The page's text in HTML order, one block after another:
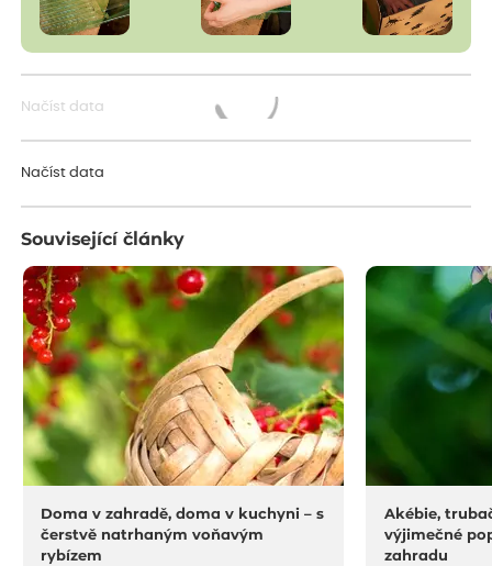
Načíst data
Načíst data
Související články
Doma v zahradě, doma v kuchyni – s
čerstvě natrhaným voňavým
rybízem
Akébie,
výjimečné
zahradu